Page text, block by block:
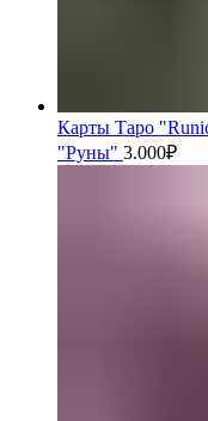
Карты Таро
"Руны" 3.000₽